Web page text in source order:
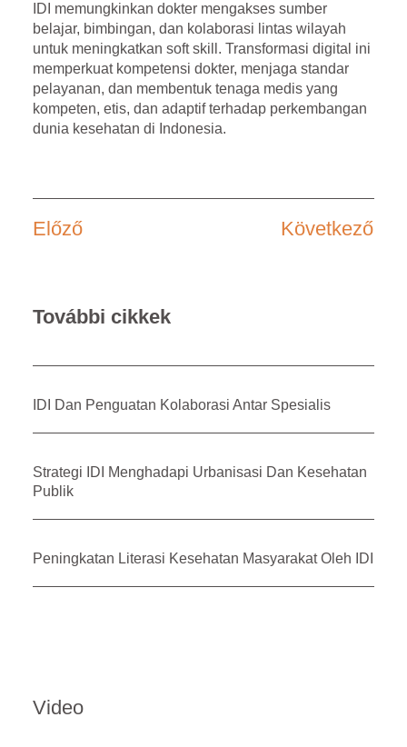
IDI memungkinkan dokter mengakses sumber
belajar, bimbingan, dan kolaborasi lintas wilayah
untuk meningkatkan soft skill. Transformasi digital ini
memperkuat kompetensi dokter, menjaga standar
pelayanan, dan membentuk tenaga medis yang
kompeten, etis, dan adaptif terhadap perkembangan
dunia kesehatan di Indonesia.
Előző Következő
További cikkek
IDI Dan Penguatan Kolaborasi Antar Spesialis
Strategi IDI Menghadapi Urbanisasi Dan Kesehatan
Publik
Peningkatan Literasi Kesehatan Masyarakat Oleh IDI
Video